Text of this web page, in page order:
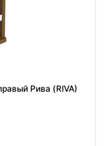
Рива (RIVA)